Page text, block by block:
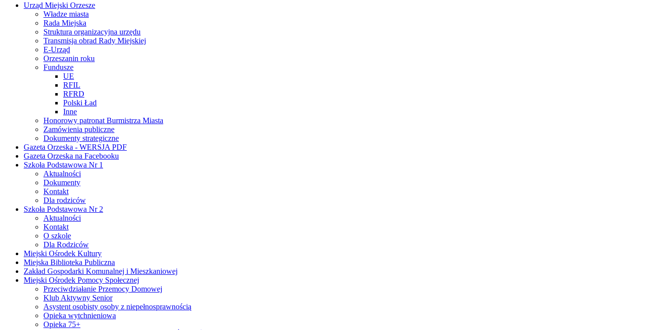
Urząd Miejski Orzesze
Władze miasta
Rada Miejska
Struktura organizacyjna urzędu
Transmisja obrad Rady Miejskiej
E-Urząd
Orzeszanin roku
Fundusze
UE
RFIL
RFRD
Polski Ład
Inne
Honorowy patronat Burmistrza Miasta
Zamówienia publiczne
Dokumenty strategiczne
Gazeta Orzeska - WERSJA PDF
Gazeta Orzeska na Facebooku
Szkoła Podstawowa Nr 1
Aktualności
Dokumenty
Kontakt
Dla rodziców
Szkoła Podstawowa Nr 2
Aktualności
Kontakt
O szkole
Dla Rodziców
Miejski Ośrodek Kultury
Miejska Biblioteka Publiczna
Zakład Gospodarki Komunalnej i Mieszkaniowej
Miejski Ośrodek Pomocy Społecznej
Przeciwdziałanie Przemocy Domowej
Klub Aktywny Senior
Asystent osobisty osoby z niepełnosprawnością
Opieka wytchnieniowa
Opieka 75+